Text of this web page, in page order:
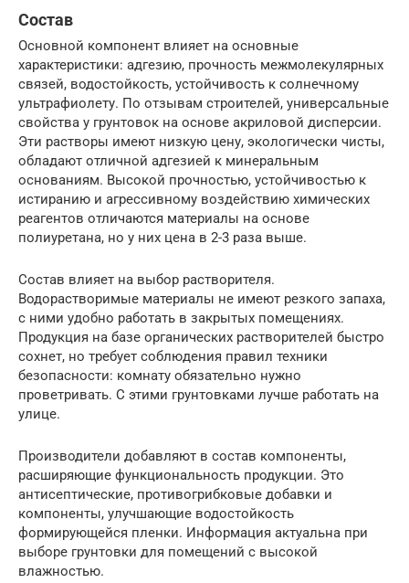
Состав
Основной компонент влияет на основные
характеристики: адгезию, прочность межмолекулярных
связей, водостойкость, устойчивость к солнечному
ультрафиолету. По отзывам строителей, универсальные
свойства у грунтовок на основе акриловой дисперсии.
Эти растворы имеют низкую цену, экологически чисты,
обладают отличной адгезией к минеральным
основаниям. Высокой прочностью, устойчивостью к
истиранию и агрессивному воздействию химических
реагентов отличаются материалы на основе
полиуретана, но у них цена в 2-3 раза выше.
Состав влияет на выбор растворителя.
Водорастворимые материалы не имеют резкого запаха,
с ними удобно работать в закрытых помещениях.
Продукция на базе органических растворителей быстро
сохнет, но требует соблюдения правил техники
безопасности: комнату обязательно нужно
проветривать. С этими грунтовками лучше работать на
улице.
Производители добавляют в состав компоненты,
расширяющие функциональность продукции. Это
антисептические, противогрибковые добавки и
компоненты, улучшающие водостойкость
формирующейся пленки. Информация актуальна при
выборе грунтовки для помещений с высокой
влажностью.